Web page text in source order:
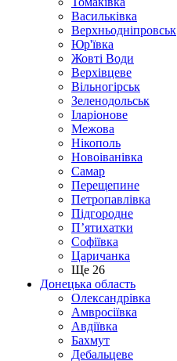
Васильківка
Верхньодніпровськ
Юр'ївка
Жовті Води
Верхівцеве
Вільногірськ
Зеленодольськ
Іларіонове
Межова
Нікополь
Новоіванівка
Самар
Перещепине
Петропавлівка
Підгородне
П’ятихатки
Софіївка
Царичанка
Ще 26
Донецька область
Олександрівка
Амвросіївка
Авдіївка
Бахмут
Дебальцеве